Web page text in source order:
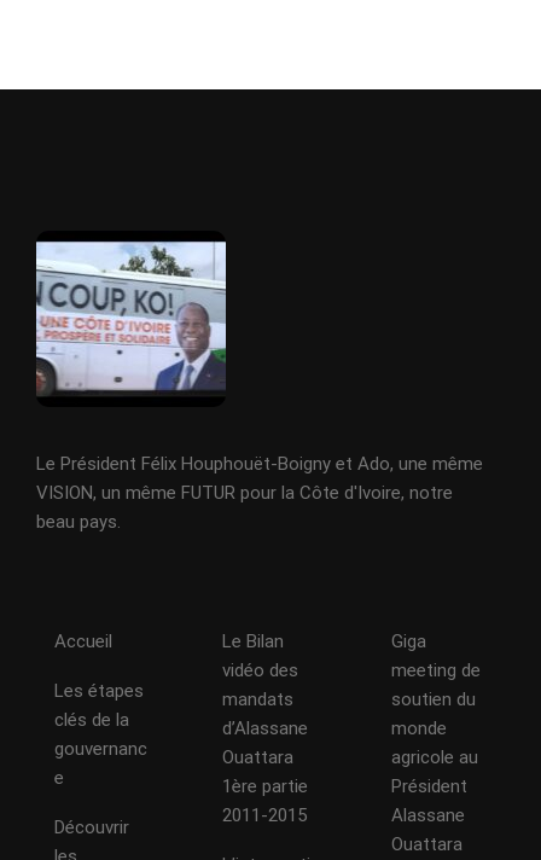
Le Président Félix Houphouët-Boigny et Ado, une même
VISION, un même FUTUR pour la Côte d'Ivoire, notre
beau pays.
Accueil
Les étapes
clés de la
gouvernanc
e
Découvrir
Le Bilan
vidéo des
mandats
d’Alassane
Ouattara
1ère partie
2011-2015
Giga
meeting de
soutien du
monde
agricole au
Président
Alassane
Ouattara